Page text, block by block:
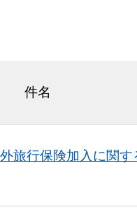
件名
旅行保険加入に関す